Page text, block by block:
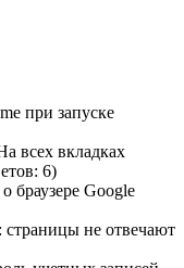
при запуске
всех вкладках
6)
браузере Google
страницы не отвечают